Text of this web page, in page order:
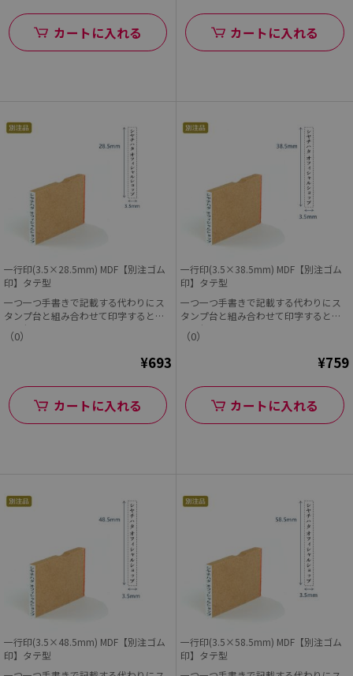
カートに入れる カートに入れる
一行印(3.5×28.5mm) MDF【別注ゴム
印】タテ型
一つ一つ手書きで記載する代わりにス
タンプ台と組み合わせて印字すると早
くて便利!
（0）
¥693
カートに入れる
一行印(3.5×38.5mm) MDF【別注ゴム
印】タテ型
一つ一つ手書きで記載する代わりにス
タンプ台と組み合わせて印字すると早
くて便利!
（0）
¥759
カートに入れる
一行印(3.5×48.5mm) MDF【別注ゴム
印】タテ型
一行印(3.5×58.5mm) MDF【別注ゴム
印】タテ型